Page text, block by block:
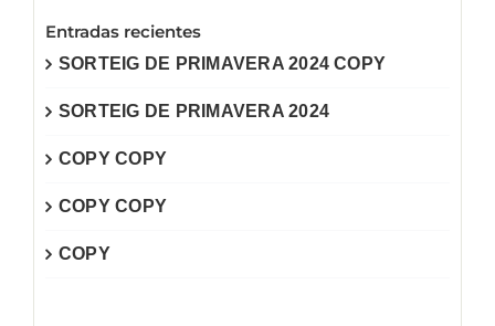
Entradas recientes
SORTEIG DE PRIMAVERA 2024 COPY
SORTEIG DE PRIMAVERA 2024
COPY COPY
COPY COPY
COPY